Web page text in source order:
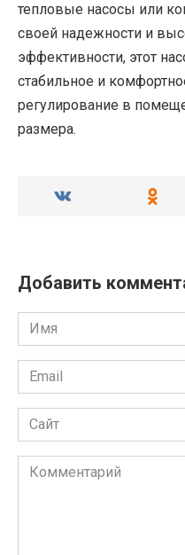
тепловые насосы или
своей надежности и
эффективности, этот
стабильное и
регулирование в
размера.
Добавить
Имя
Email
Сайт
Комментарий